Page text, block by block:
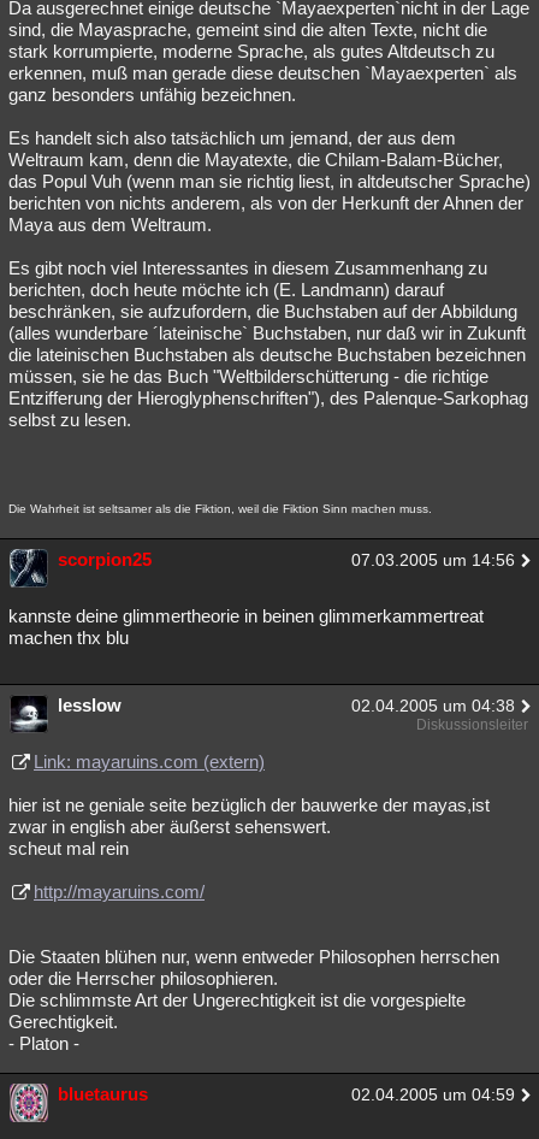
Da ausgerechnet einige deutsche `Mayaexperten`nicht in der Lage
sind, die Mayasprache, gemeint sind die alten Texte, nicht die
stark korrumpierte, moderne Sprache, als gutes Altdeutsch zu
erkennen, muß man gerade diese deutschen `Mayaexperten` als
ganz besonders unfähig bezeichnen.
Es handelt sich also tatsächlich um jemand, der aus dem
Weltraum kam, denn die Mayatexte, die Chilam-Balam-Bücher,
das Popul Vuh (wenn man sie richtig liest, in altdeutscher Sprache)
berichten von nichts anderem, als von der Herkunft der Ahnen der
Maya aus dem Weltraum.
Es gibt noch viel Interessantes in diesem Zusammenhang zu
berichten, doch heute möchte ich (E. Landmann) darauf
beschränken, sie aufzufordern, die Buchstaben auf der Abbildung
(alles wunderbare ´lateinische` Buchstaben, nur daß wir in Zukunft
die lateinischen Buchstaben als deutsche Buchstaben bezeichnen
müssen, sie he das Buch "Weltbilderschütterung - die richtige
Entzifferung der Hieroglyphenschriften"), des Palenque-Sarkophag
selbst zu lesen.
Die Wahrheit ist seltsamer als die Fiktion, weil die Fiktion Sinn machen muss.
scorpion25 07.03.2005 um 14:56
kannste deine glimmertheorie in beinen glimmerkammertreat
machen thx blu
lesslow 02.04.2005 um 04:38
Diskussionsleiter
Link: mayaruins.com (extern)
hier ist ne geniale seite bezüglich der bauwerke der mayas,ist
zwar in english aber äußerst sehenswert.
scheut mal rein
http://mayaruins.com/
Die Staaten blühen nur, wenn entweder Philosophen herrschen
oder die Herrscher philosophieren.
Die schlimmste Art der Ungerechtigkeit ist die vorgespielte
Gerechtigkeit.
- Platon -
bluetaurus 02.04.2005 um 04:59